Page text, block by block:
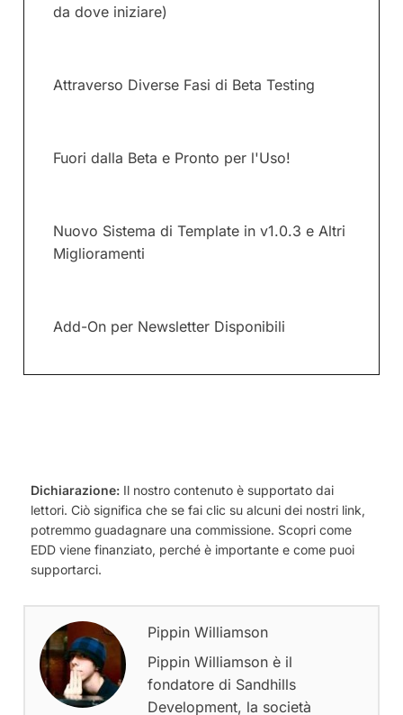
da dove iniziare)
Attraverso Diverse Fasi di Beta Testing
Fuori dalla Beta e Pronto per l'Uso!
Nuovo Sistema di Template in v1.0.3 e Altri
Miglioramenti
Add-On per Newsletter Disponibili
Dichiarazione: Il nostro contenuto è supportato dai
lettori. Ciò significa che se fai clic su alcuni dei nostri link,
potremmo guadagnare una commissione. Scopri come
EDD viene finanziato, perché è importante e come puoi
supportarci.
Pippin Williamson
Pippin Williamson è il
fondatore di Sandhills
Development, la società